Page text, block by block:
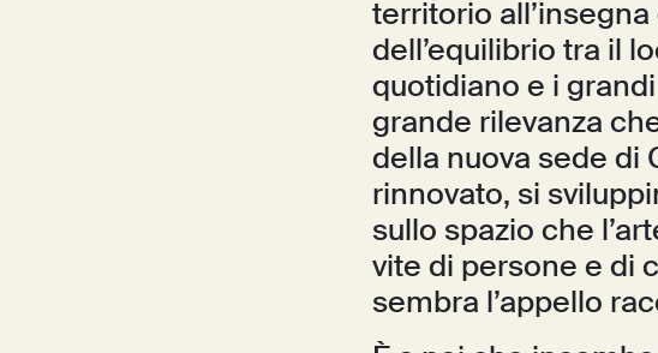
territorio
dell’equilibrio tra il
quotidiano e i
grande rilevanza
della nuova sede di
rinnovato, si
sullo spazio che
vite di persone e di
sembra l’appello